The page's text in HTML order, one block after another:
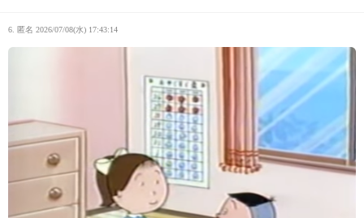
6. 匿名 2026/07/08(水) 17:43:14